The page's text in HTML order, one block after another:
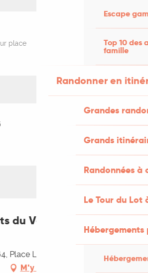
Escape
Top 10 des
famille
Randonner en
Grandes
Grands
Randonnées
Le Tour du Lot
place
du Veirem Bé : Buck
Place Lucterius, 46110 Vayrac
M'y rendre